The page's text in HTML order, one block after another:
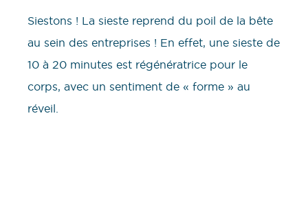
Siestons ! La sieste reprend du poil de la bête
au sein des entreprises ! En effet, une sieste de
10 à 20 minutes est régénératrice pour le
corps, avec un sentiment de « forme » au
réveil.